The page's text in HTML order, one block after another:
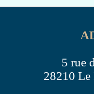
5 rue
28210